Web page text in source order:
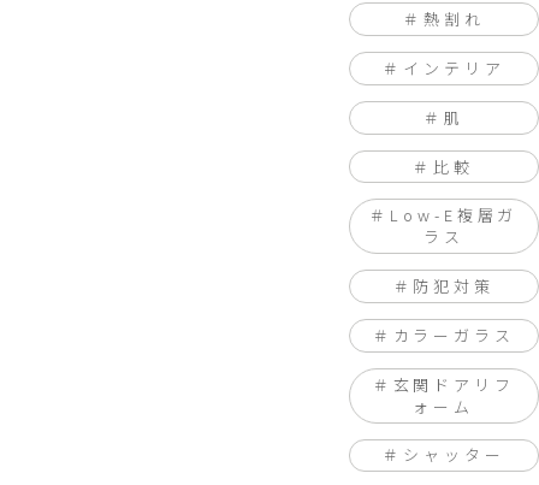
熱割れ
インテリア
肌
比較
Low-E複層ガ
ラス
防犯対策
カラーガラス
玄関ドアリフ
ォーム
シャッター